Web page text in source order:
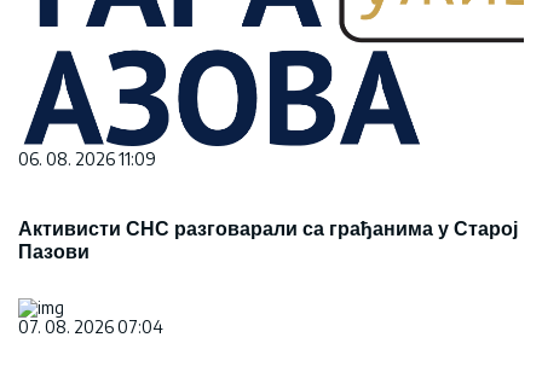
06. 08. 2026 11:09
Активисти СНС разговарали са грађанима у Старој
Пазови
07. 08. 2026 07:04